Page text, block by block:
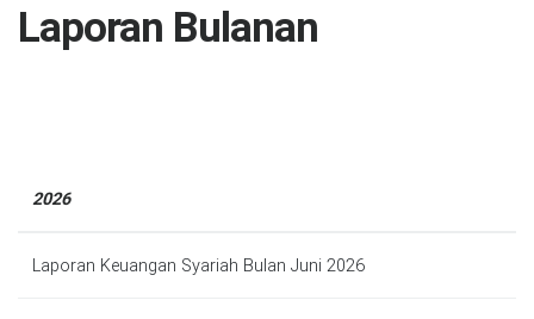
Laporan Bulanan
2026
Laporan Keuangan Syariah Bulan Juni 2026